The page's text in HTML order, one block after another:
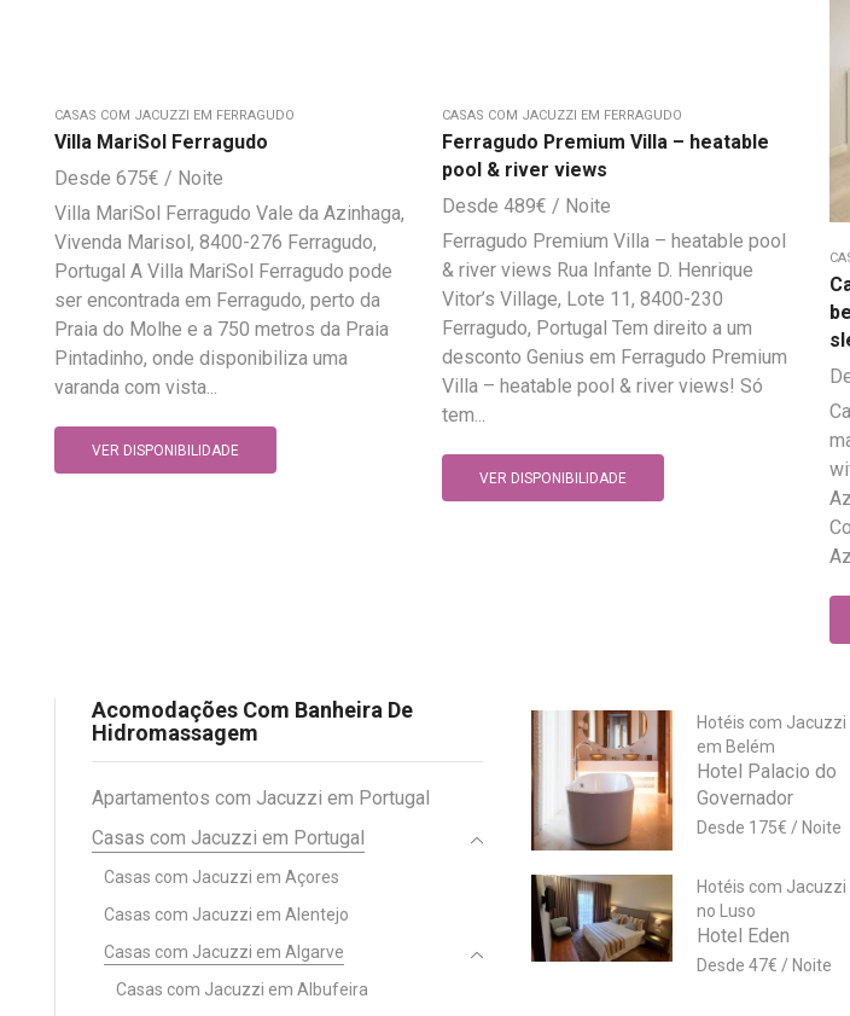
CASAS COM JACUZZI EM FERRAGUDO
Villa MariSol Ferragudo
675€
Villa MariSol Ferragudo Vale da Azinhaga,
Vivenda Marisol, 8400-276 Ferragudo,
Portugal A Villa MariSol Ferragudo pode
ser encontrada em Ferragudo, perto da
Praia do Molhe e a 750 metros da Praia
Pintadinho, onde disponibiliza uma
varanda com vista...
VER DISPONIBILIDADE
CASAS COM JACUZZI EM FERRAGUDO
Ferragudo Premium Villa – heatable
pool & river views
489€
Ferragudo Premium Villa – heatable pool
& river views Rua Infante D. Henrique
Vitor’s Village, Lote 11, 8400-230
Ferragudo, Portugal Tem direito a um
desconto Genius em Ferragudo Premium
Villa – heatable pool & river views! Só
tem...
VER DISPONIBILIDADE
Acomodações Com Banheira De
Hidromassagem
Apartamentos com Jacuzzi em Portugal
Casas com Jacuzzi em Portugal
Casas com Jacuzzi em Açores
Casas com Jacuzzi em Alentejo
Casas com Jacuzzi em Algarve
Casas com Jacuzzi em Albufeira
Hotéis com Jacuzzi
em Belém
Hotel Palacio do
Governador
175€
Hotéis com Jacuzzi
no Luso
Hotel Eden
47€